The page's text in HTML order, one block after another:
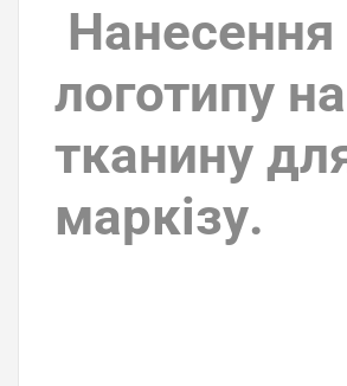
Нанесення
логотипу на
тканину
маркізу.